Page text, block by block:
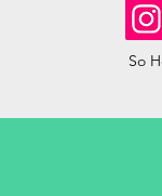
So